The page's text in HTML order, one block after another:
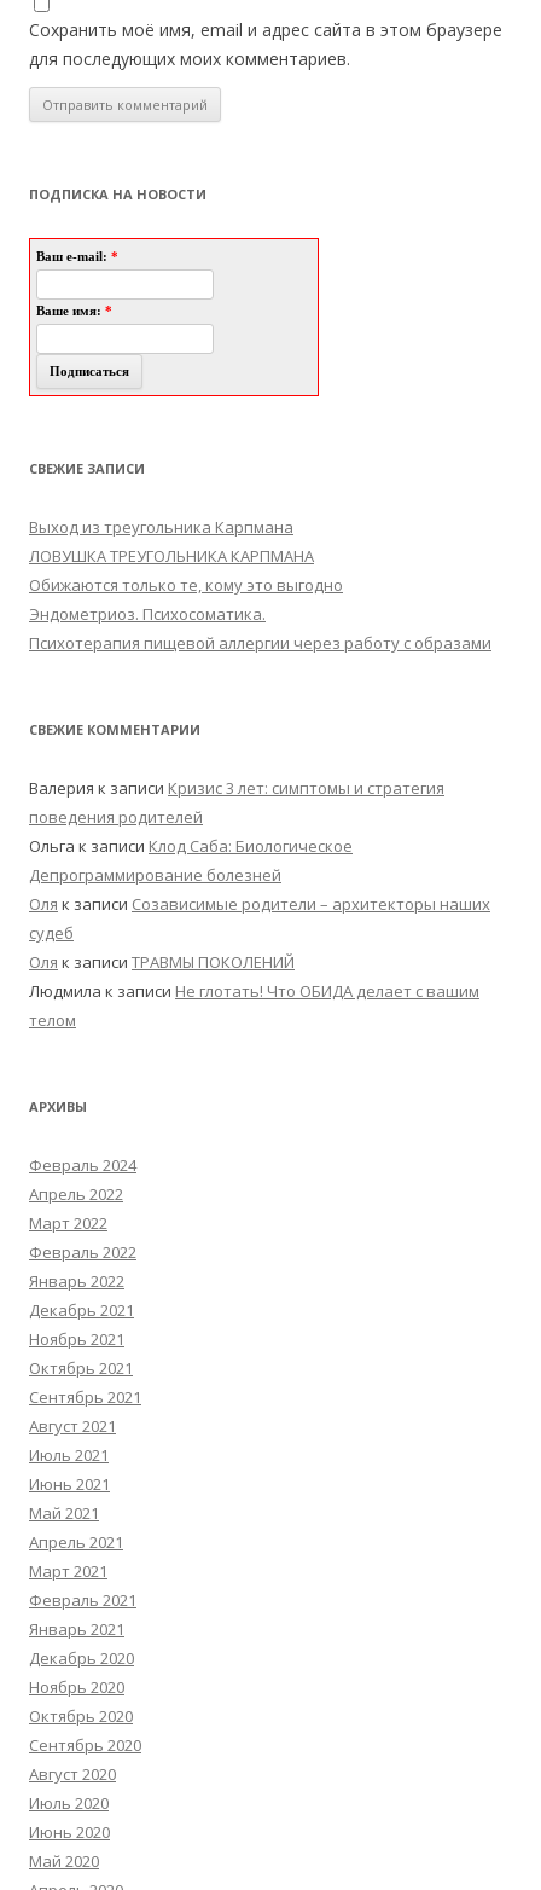
Сохранить моё имя, email и адрес сайта в этом браузере
для последующих моих комментариев.
ПОДПИСКА НА НОВОСТИ
Ваш e-mail: *
Ваше имя: *
СВЕЖИЕ ЗАПИСИ
Выход из треугольника Карпмана
ЛОВУШКА ТРЕУГОЛЬНИКА КАРПМАНА
Обижаются только те, кому это выгодно
Эндометриоз. Психосоматика.
Психотерапия пищевой аллергии через работу с образами
СВЕЖИЕ КОММЕНТАРИИ
Валерия к записи Кризис 3 лет: симптомы и стратегия
поведения родителей
Ольга к записи Клод Саба: Биологическое
Депрограммирование болезней
Оля к записи Созависимые родители – архитекторы наших
судеб
Оля к записи ТРАВМЫ ПОКОЛЕНИЙ
Людмила к записи Не глотать! Что ОБИДА делает с вашим
телом
АРХИВЫ
Февраль 2024
Апрель 2022
Март 2022
Февраль 2022
Январь 2022
Декабрь 2021
Ноябрь 2021
Октябрь 2021
Сентябрь 2021
Август 2021
Июль 2021
Июнь 2021
Май 2021
Апрель 2021
Март 2021
Февраль 2021
Январь 2021
Декабрь 2020
Ноябрь 2020
Октябрь 2020
Сентябрь 2020
Август 2020
Июль 2020
Июнь 2020
Май 2020